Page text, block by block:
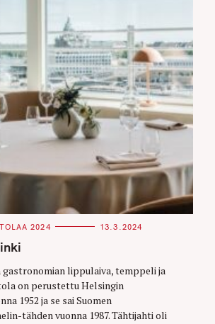
2024 13.3.2024
gastronomian lippulaiva, temppeli ja
on perustettu Helsingin
1952 ja se sai Suomen
tähden vuonna 1987. Tähtijahti oli